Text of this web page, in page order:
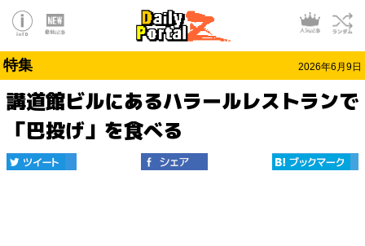
特集 2026年6月9日
講道館ビルにあるハラールレストランで
「巴投げ」を食べる